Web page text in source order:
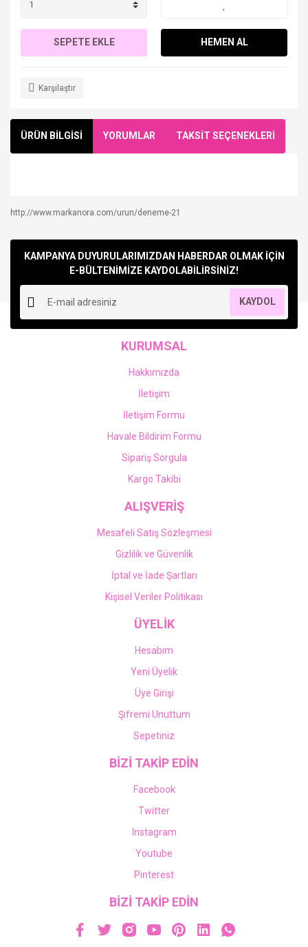
SEPETE EKLE HEMEN AL
Karşılaştır
ÜRÜN BİLGİSİ YORUMLAR TAKSİT SEÇENEKLERİ
Yorum Yaz
http://www.markanora.com/urun/deneme-21
KAMPANYA DUYURULARIMIZDAN HABERDAR OLMAK İÇİN
E-BÜLTENİMİZE KAYDOLABİLİRSİNİZ!
KAYDOL
KURUMSAL
Hakkımızda
İletişim
İletişim Formu
Havale Bildirim Formu
Sipariş Sorgula
Kargo Takibi
ALIŞVERİŞ
Mesafeli Satış Sözleşmesi
Gizlilik ve Güvenlik
İptal ve İade Şartları
Kişisel Veriler Politikası
ÜYELİK
Hesabım
Yeni Üyelik
Üye Girişi
Şifremi Unuttum
Sepetiniz
BİZİ TAKİP EDİN
Facebook
Twitter
Instagram
Youtube
Pinterest
BİZİ TAKİP EDİN